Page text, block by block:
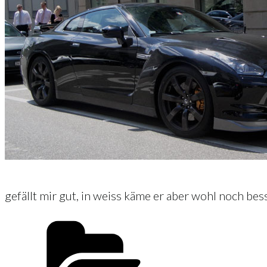
gefällt mir gut, in weiss käme er aber wohl noch